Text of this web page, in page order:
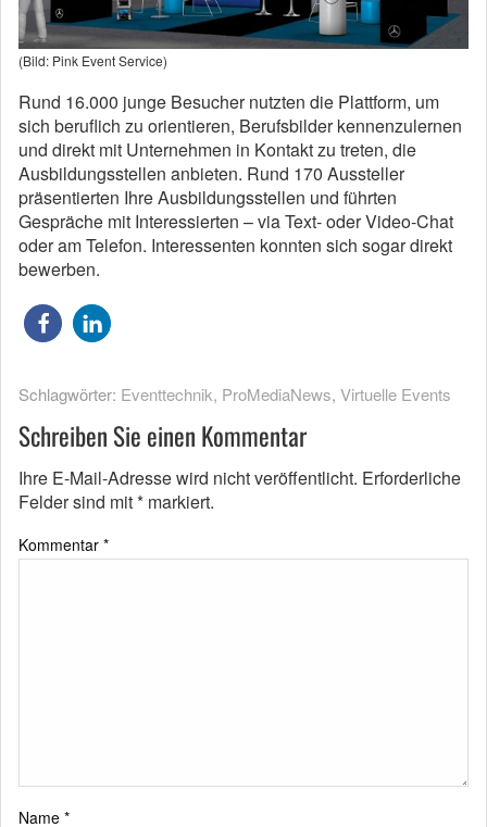
(Bild: Pink Event Service)
Rund 16.000 junge Besucher nutzten die Plattform, um
sich beruflich zu orientieren, Berufsbilder kennenzulernen
und direkt mit Unternehmen in Kontakt zu treten, die
Ausbildungsstellen anbieten. Rund 170 Aussteller
präsentierten Ihre Ausbildungsstellen und führten
Gespräche mit Interessierten – via Text‐ oder Video‐Chat
oder am Telefon. Interessenten konnten sich sogar direkt
bewerben.
Schlagwörter: Eventtechnik, ProMediaNews, Virtuelle Events
Schreiben Sie einen Kommentar
Ihre E-Mail-Adresse wird nicht veröffentlicht. Erforderliche
Felder sind mit* markiert.
Kommentar *
Name *